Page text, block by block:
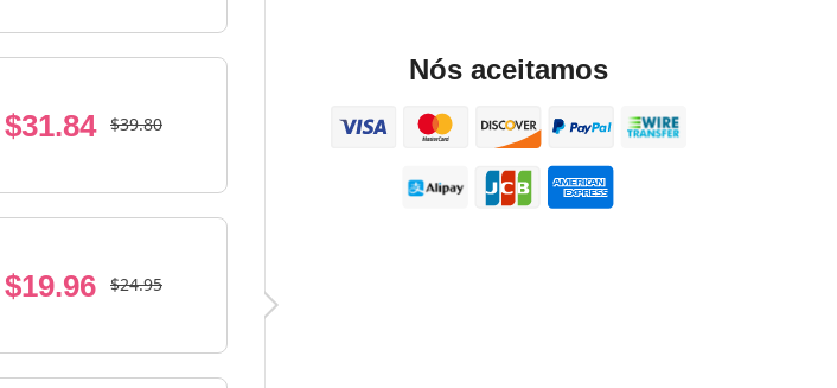
$31.84 $39.80
$19.96 $24.95
Nós aceitamos